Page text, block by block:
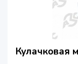
Кулачковая